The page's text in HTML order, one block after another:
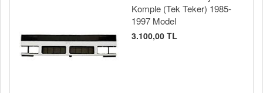
Komple (Tek Teker) 1985-
1997 Model
3.100,00 TL